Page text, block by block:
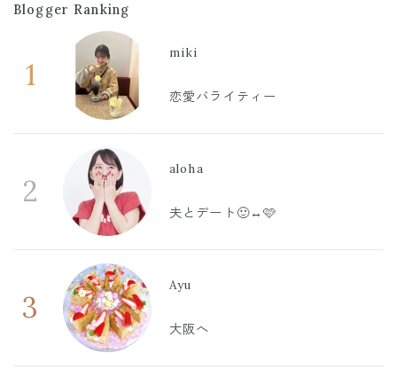
Blogger Ranking
1
miki
恋愛バライティー
2
aloha
夫とデート🙂‍↔️🩷
3
Ayu
大阪へ